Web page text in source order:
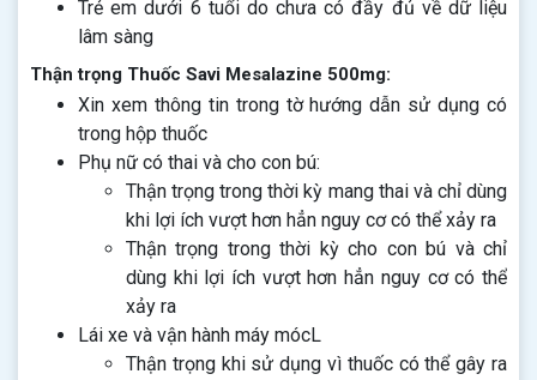
Trẻ em dưới 6 tuổi do chưa có đầy đủ về dữ liệu
lâm sàng
Thận trọng Thuốc Savi Mesalazine 500mg:
Xin xem thông tin trong tờ hướng dẫn sử dụng có
trong hộp thuốc
Phụ nữ có thai và cho con bú:
Thận trọng trong thời kỳ mang thai và chỉ dùng
khi lợi ích vượt hơn hẳn nguy cơ có thể xảy ra
Thận trọng trong thời kỳ cho con bú và chỉ
dùng khi lợi ích vượt hơn hẳn nguy cơ có thể
xảy ra
Lái xe và vận hành máy mócL
Thận trọng khi sử dụng vì thuốc có thể gây ra